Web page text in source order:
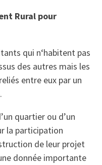
Rural pour
qui n‘habitent pas
des autres mais les
entre eux par un
quartier ou d’un
la participation
de leur projet
donnée importante